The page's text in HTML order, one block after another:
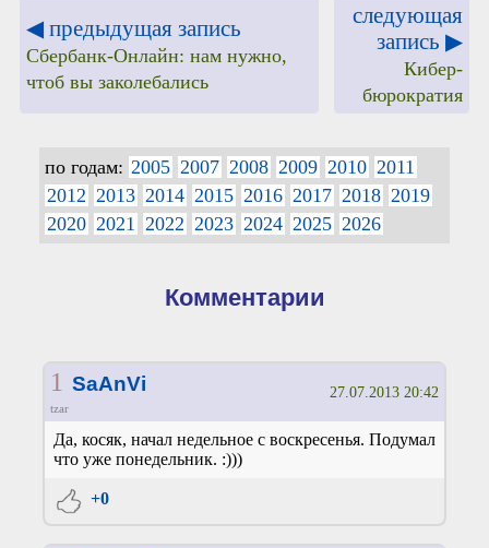
◀ предыдущая запись
Сбербанк-Онлайн: нам нужно,
чтоб вы заколебались
следующая
запись ▶
Кибер-
бюрократия
по годам: 2005 2007 2008 2009 2010 2011
2012 2013 2014 2015 2016 2017 2018 2019
2020 2021 2022 2023 2024 2025 2026
Комментарии
1 SaAnVi
tzar
27.07.2013 20:42
Да, косяк, начал недельное с воскресенья. Подумал
что уже понедельник. :)))
+0